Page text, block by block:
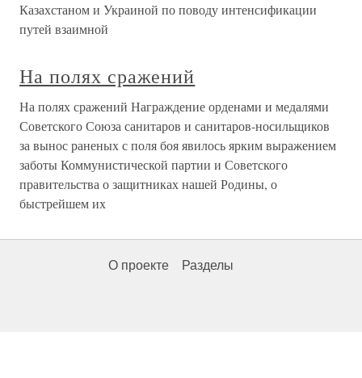
Казахстаном и Украиной по поводу интенсификации
путей взаимной
На полях сражений
На полях сражений Награждение орденами и медалями
Советского Союза санитаров и санитаров-носильщиков
за вынос раненых с поля боя явилось ярким выражением
заботы Коммунистической партии и Советского
правительства о защитниках нашей Родины, о
быстрейшем их
О проекте Разделы